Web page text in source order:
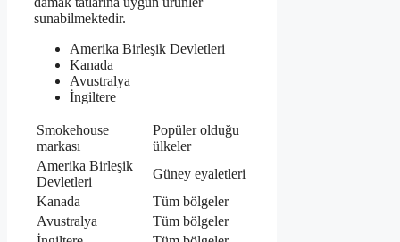
sunabilmektedir.
Amerika Birleşik Devletleri
Kanada
Avustralya
İngiltere
Smokehouse
markası
Popüler olduğu
ülkeler
Amerika Birleşik
Devletleri
Güney eyaletleri
Kanada
Tüm bölgeler
Avustralya
Tüm bölgeler